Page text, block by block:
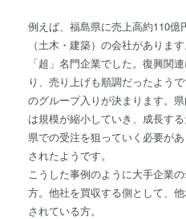
例えば、福島県に売上高約110億
（土木・建築）の会社がありま
「超」名門企業でした。復興関
り、売り上げも順調だったよう
のグループ入りが決まります。
は規模が縮小していき、成長す
県での受注を狙っていく必要が
されたようです。
こうした事例のように大手企業
方。他社を買収する側として、
されている方。